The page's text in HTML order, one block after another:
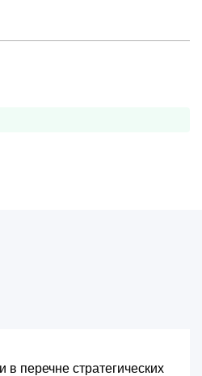
в перечне стратегических